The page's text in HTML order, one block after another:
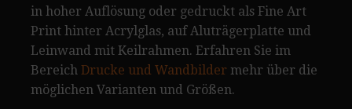
in hoher Auflösung oder gedruckt als Fine Art
Print hinter Acrylglas, auf Aluträgerplatte und
Leinwand mit Keilrahmen. Erfahren Sie im
Bereich Drucke und Wandbilder mehr über die
möglichen Varianten und Größen.